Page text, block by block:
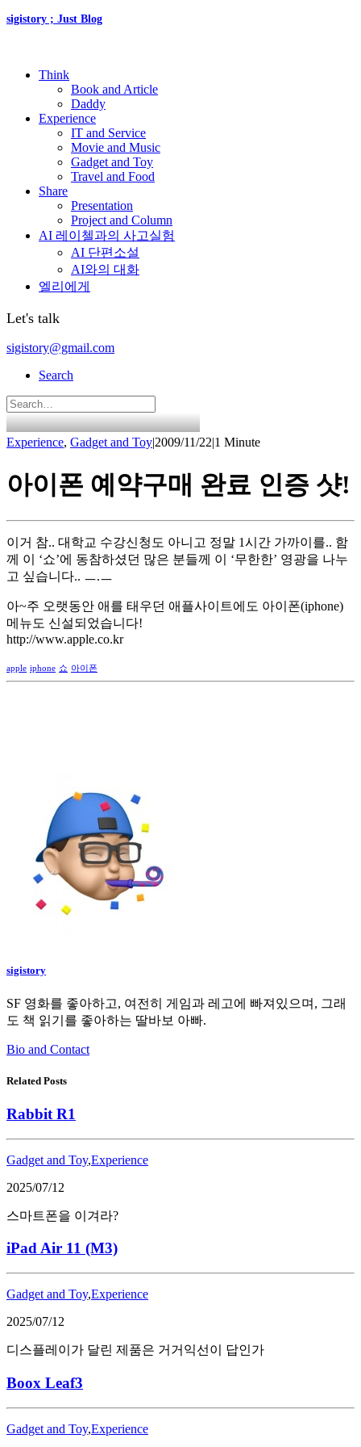
sigistory ; Just Blog
Think
Book and Article
Daddy
Experience
IT and Service
Movie and Music
Gadget and Toy
Travel and Food
Share
Presentation
Project and Column
AI 레이첼과의 사고실험
AI 단편소설
AI와의 대화
엘리에게
Let's talk
sigistory@gmail.com
Search
Experience, Gadget and Toy|2009/11/22|1 Minute
아이폰 예약구매 완료 인증 샷!
이거 참.. 대학교 수강신청도 아니고 정말 1시간 가까이를.. 함
께 이 ‘쇼’에 동참하셨던 많은 분들께 이 ‘무한한’ 영광을 나누
고 싶습니다.. ㅡ.ㅡ
아~주 오랫동안 애를 태우던 애플사이트에도 아이폰(iphone)
메뉴도 신설되었습니다!
http://www.apple.co.kr
apple iphone 쇼 아이폰
sigistory
SF 영화를 좋아하고, 여전히 게임과 레고에 빠져있으며, 그래
도 책 읽기를 좋아하는 딸바보 아빠.
Bio and Contact
Related Posts
Rabbit R1
Gadget and Toy,Experience
2025/07/12
스마트폰을 이겨라?
iPad Air 11 (M3)
Gadget and Toy,Experience
2025/07/12
디스플레이가 달린 제품은 거거익선이 답인가
Boox Leaf3
Gadget and Toy,Experience